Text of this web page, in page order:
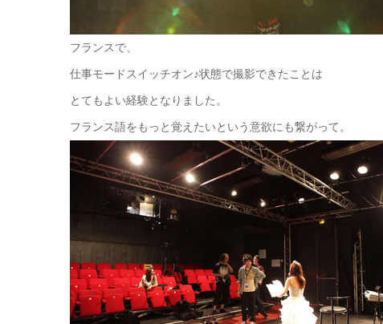
フランスで、
仕事モードスイッチオン♪状態で撮影できたことは
とてもよい経験となりました。
フランス語をもっと覚えたいという意欲にも繋がって。